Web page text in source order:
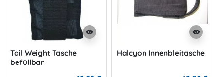
visibility
Tail Weight Tasche
befüllbar
visibility
Halcyon Innenbleitasche